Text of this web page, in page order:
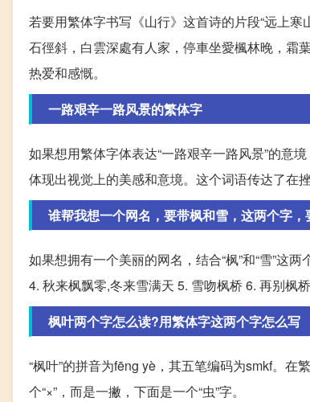
若要用繁体字书写《山行》这首诗的片段“远上
石徑斜，白雲深處有人家，停車坐愛楓林晚，霜
热爱和感慨。
一路艰辛一路风景的繁体字
如果想用繁体字体表达“一路艰辛一路风景”的意
体现出视觉上的美感和意境。这个词语传达了在
谁帮我想一个网名，要带枫和雪，这两个字
如果想拥有一个美丽的网名，结合“枫”和“雪”这
4. 秋来枫飘零,冬来雪满天 5. 雪吻枫桥 6. 再别枫
枫叶两个字怎么读?用繁体字这两个字怎么写
“枫叶”的拼音为fēng yè，其五笔编码为smkf。在
个“×”，而是一撇，下面是一个“虫”字。